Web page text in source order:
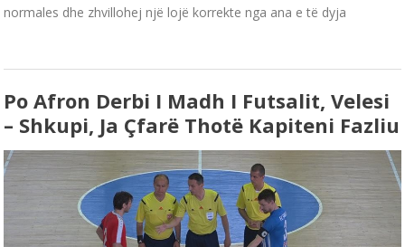
normales dhe zhvillohej një lojë korrekte nga ana e të dyja
Po Afron Derbi I Madh I Futsalit, Velesi
– Shkupi, Ja Çfarë Thotë Kapiteni Fazliu